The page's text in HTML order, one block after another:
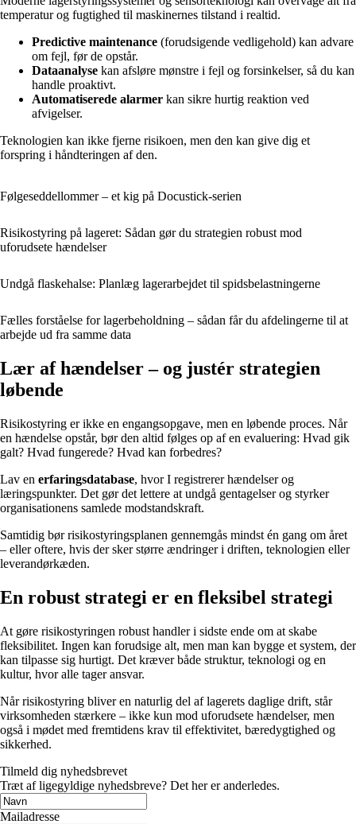
temperatur og fugtighed til maskinernes tilstand i realtid.
Predictive maintenance (forudsigende vedligehold) kan advare
om fejl, før de opstår.
Dataanalyse kan afsløre mønstre i fejl og forsinkelser, så du kan
handle proaktivt.
Automatiserede alarmer kan sikre hurtig reaktion ved
afvigelser.
Teknologien kan ikke fjerne risikoen, men den kan give dig et
forspring i håndteringen af den.
Følgeseddellommer – et kig på Docustick-serien
Risikostyring på lageret: Sådan gør du strategien robust mod
uforudsete hændelser
Undgå flaskehalse: Planlæg lagerarbejdet til spidsbelastningerne
Fælles forståelse for lagerbeholdning – sådan får du afdelingerne til at
arbejde ud fra samme data
Lær af hændelser – og justér strategien
løbende
Risikostyring er ikke en engangsopgave, men en løbende proces. Når
en hændelse opstår, bør den altid følges op af en evaluering: Hvad gik
galt? Hvad fungerede? Hvad kan forbedres?
Lav en erfaringsdatabase, hvor I registrerer hændelser og
læringspunkter. Det gør det lettere at undgå gentagelser og styrker
organisationens samlede modstandskraft.
Samtidig bør risikostyringsplanen gennemgås mindst én gang om året
– eller oftere, hvis der sker større ændringer i driften, teknologien eller
leverandørkæden.
En robust strategi er en fleksibel strategi
At gøre risikostyringen robust handler i sidste ende om at skabe
fleksibilitet. Ingen kan forudsige alt, men man kan bygge et system, der
kan tilpasse sig hurtigt. Det kræver både struktur, teknologi og en
kultur, hvor alle tager ansvar.
Når risikostyring bliver en naturlig del af lagerets daglige drift, står
virksomheden stærkere – ikke kun mod uforudsete hændelser, men
også i mødet med fremtidens krav til effektivitet, bæredygtighed og
sikkerhed.
Tilmeld dig nyhedsbrevet
Træt af ligegyldige nyhedsbreve? Det her er anderledes.
Mailadresse